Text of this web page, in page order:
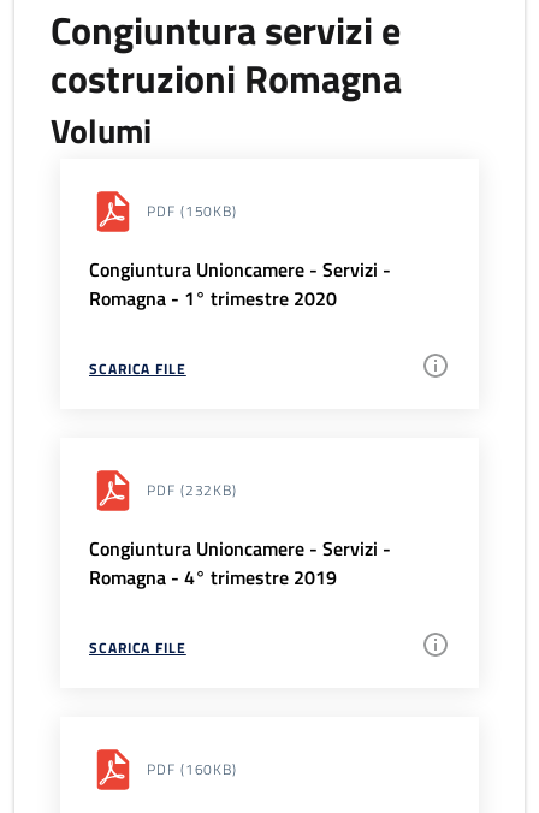
Congiuntura servizi e
costruzioni Romagna
Volumi
PDF (150KB)
Congiuntura Unioncamere - Servizi -
Romagna - 1° trimestre 2020
SCARICA FILE
PDF (232KB)
Congiuntura Unioncamere - Servizi -
Romagna - 4° trimestre 2019
SCARICA FILE
PDF (160KB)